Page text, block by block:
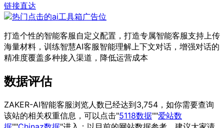
链接直达
打造个性的智能客服自定义配置，打造专属智能客服支持上传
海量材料，训练智慧AI客服智能理解上下文对话，增强对话的
精准度覆盖多种接入渠道，降低运营成本
数据评估
ZAKER-AI智能客服浏览人数已经达到3,754，如你需要查询
该站的相关权重信息，可以点击"5118数据""爱站数